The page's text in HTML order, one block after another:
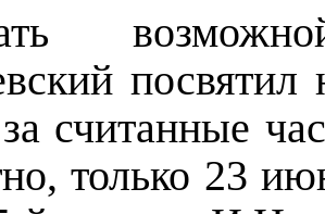
посвятил
считанные
только 23